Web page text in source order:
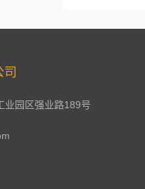
业园区强业路189号